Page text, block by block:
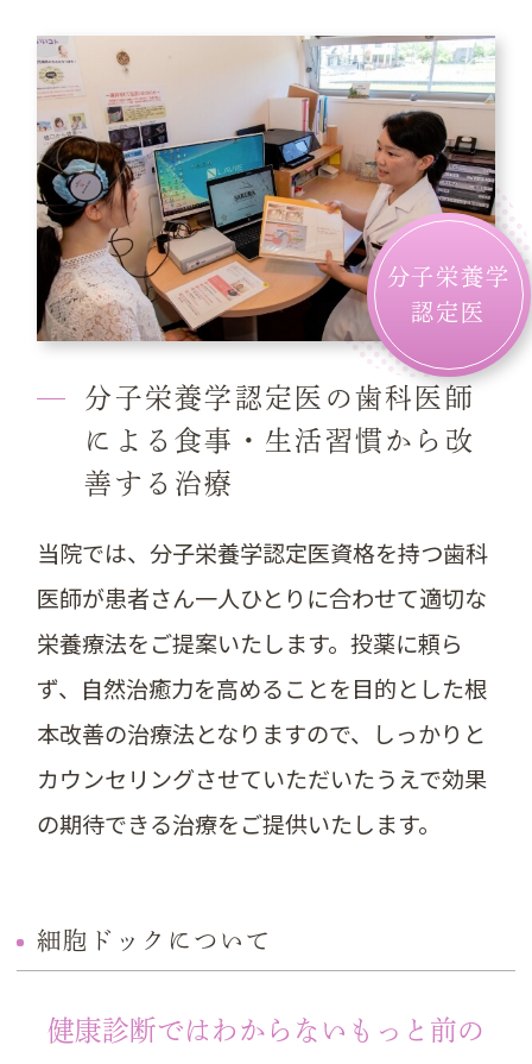
分子栄養学
認定医
分子栄養学認定医の歯科医師
による食事・生活習慣から改
善する治療
当院では、分子栄養学認定医資格を持つ歯科
医師が患者さん一人ひとりに合わせて適切な
栄養療法をご提案いたします。投薬に頼ら
ず、自然治癒力を高めることを目的とした根
本改善の治療法となりますので、しっかりと
カウンセリングさせていただいたうえで効果
の期待できる治療をご提供いたします。
細胞ドックについて
健康診断ではわからないもっと前の